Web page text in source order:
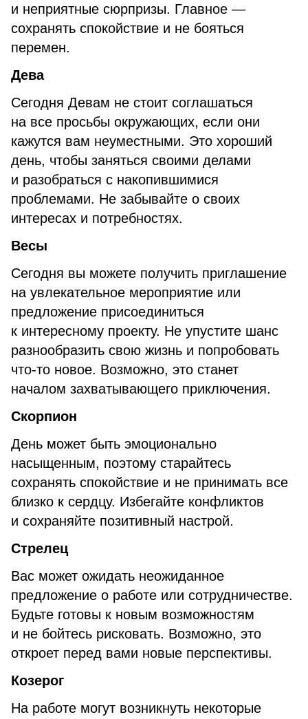
и неприятные сюрпризы. Главное —
сохранять спокойствие и не бояться
перемен.
Дева
Сегодня Девам не стоит соглашаться
на все просьбы окружающих, если они
кажутся вам неуместными. Это хороший
день, чтобы заняться своими делами
и разобраться с накопившимися
проблемами. Не забывайте о своих
интересах и потребностях.
Весы
Сегодня вы можете получить приглашение
на увлекательное мероприятие или
предложение присоединиться
к интересному проекту. Не упустите шанс
разнообразить свою жизнь и попробовать
что-то новое. Возможно, это станет
началом захватывающего приключения.
Скорпион
День может быть эмоционально
насыщенным, поэтому старайтесь
сохранять спокойствие и не принимать все
близко к сердцу. Избегайте конфликтов
и сохраняйте позитивный настрой.
Стрелец
Вас может ожидать неожиданное
предложение о работе или сотрудничестве.
Будьте готовы к новым возможностям
и не бойтесь рисковать. Возможно, это
откроет перед вами новые перспективы.
Козерог
На работе могут возникнуть некоторые